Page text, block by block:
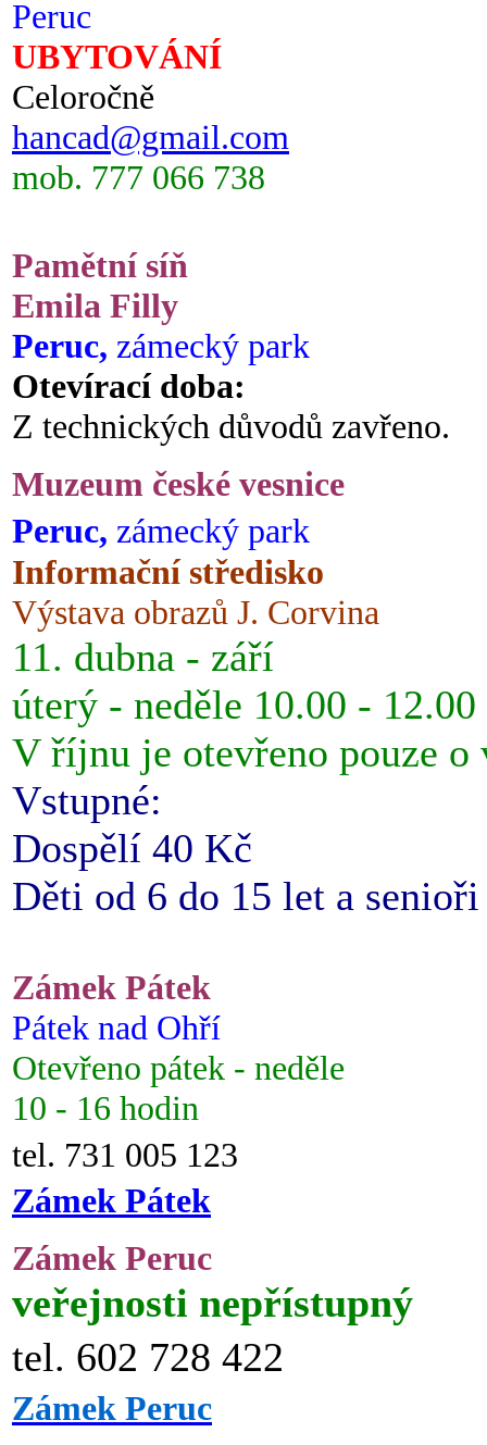
Peruc
UBYTOVÁNÍ
Celoročně
hancad@gmail.com
mob. 777 066 738
Pamětní síň
Emila Filly
Peruc, zámecký park
Otevírací doba:
Z technických důvodů zavřeno.
Muzeum české vesnice
Peruc, zámecký park
Informační středisko
Výstava obrazů J. Corvina
11. dubna - září
úterý - neděle 10.00 -
V říjnu je otevřeno pouze o
Vstupné:
Dospělí 40 Kč
Děti od 6 do 15 let a
Zámek Pátek
Pátek nad Ohří
Otevřeno pátek - neděle
10 - 16 hodin
tel. 731 005 123
Zámek Pátek
Zámek Peruc
veřejnosti nepřístupný
tel. 602 728 422
Zámek Peruc